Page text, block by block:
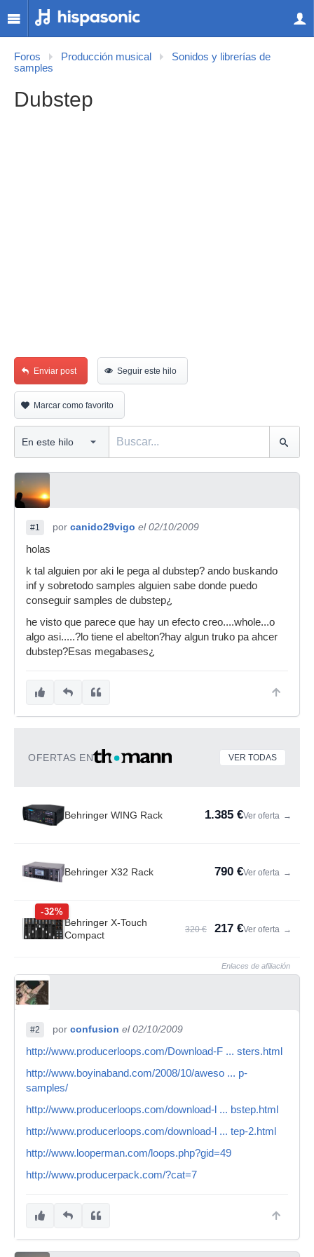
Foros Producción musical
Sonidos y librerías de
samples
Dubstep
Enviar post Seguir este hilo
Marcar como favorito
#1 por canido29vigo el 02/10/2009
holas
k tal alguien por aki le pega al dubstep? ando buskando
inf y sobretodo samples alguien sabe donde puedo
conseguir samples de dubstep¿
he visto que parece que hay un efecto creo....whole...o
algo asi.....?lo tiene el abelton?hay algun truko pa ahcer
dubstep?Esas megabases¿
OFERTAS EN VER TODAS
Behringer WING Rack 1.385 €Ver oferta →
Behringer X32 Rack 790 €Ver oferta →
-32%
Behringer X-Touch
Compact
320 € 217 €Ver oferta →
Enlaces de afiliación
#2 por confusion el 02/10/2009
http://www.producerloops.com/Download-F ... sters.html
http://www.boyinaband.com/2008/10/aweso ... p-
samples/
http://www.producerloops.com/download-l ... bstep.html
http://www.producerloops.com/download-l ... tep-2.html
http://www.looperman.com/loops.php?gid=49
http://www.producerpack.com/?cat=7